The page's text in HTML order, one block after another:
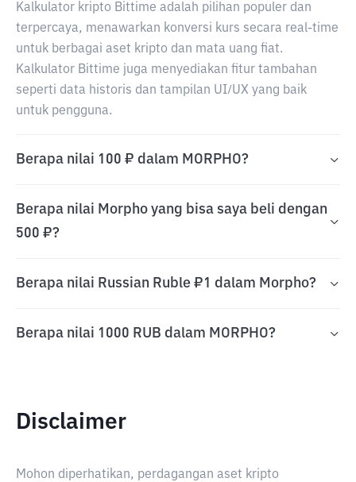
Kalkulator kripto Bittime adalah pilihan populer dan
terpercaya, menawarkan konversi kurs secara real-time
untuk berbagai aset kripto dan mata uang fiat.
Kalkulator Bittime juga menyediakan fitur tambahan
seperti data historis dan tampilan UI/UX yang baik
untuk pengguna.
Berapa nilai 100 ₽ dalam MORPHO?
Berapa nilai Morpho yang bisa saya beli dengan
500 ₽?
Berapa nilai Russian Ruble ₽1 dalam Morpho?
Berapa nilai 1000 RUB dalam MORPHO?
Disclaimer
Mohon diperhatikan, perdagangan aset kripto